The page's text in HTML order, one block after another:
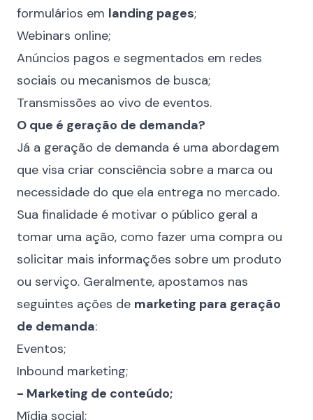
formulários em landing pages;
Webinars online;
Anúncios pagos e segmentados em redes
sociais ou mecanismos de busca;
Transmissões ao vivo de eventos.
O que é geração de demanda?
Já a geração de demanda é uma abordagem
que visa criar consciência sobre a marca ou
necessidade do que ela entrega no mercado.
Sua finalidade é motivar o público geral a
tomar uma ação, como fazer uma compra ou
solicitar mais informações sobre um produto
ou serviço. Geralmente, apostamos nas
seguintes ações de marketing para geração
de demanda:
Eventos;
Inbound marketing;
- Marketing de conteúdo;
Mídia social;